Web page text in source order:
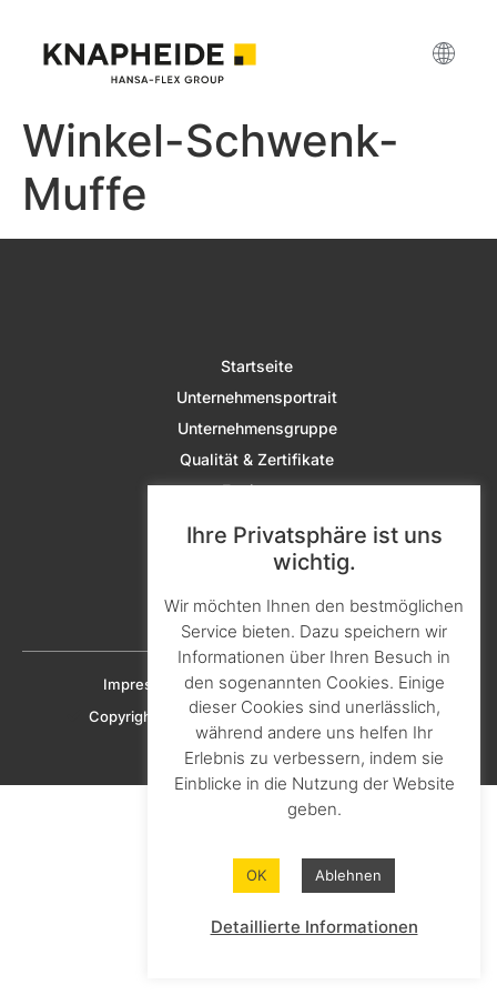
Winkel-Schwenk-
Muffe
Startseite
Unternehmensportrait
Unternehmensgruppe
Qualität & Zertifikate
Fertigung
Aktuelles & Presse
Downloads
Impressum DatenschutzCookie-Richtlinien
Copyright © 2023 KNAPHEIDE SOLUTIONS GmbH
Ihre Privatsphäre ist uns
wichtig.
Wir möchten Ihnen den bestmöglichen
Service bieten. Dazu speichern wir
Informationen über Ihren Besuch in
den sogenannten Cookies. Einige
dieser Cookies sind unerlässlich,
während andere uns helfen Ihr
Erlebnis zu verbessern, indem sie
Einblicke in die Nutzung der Website
geben.
OK Ablehnen
Detaillierte Informationen